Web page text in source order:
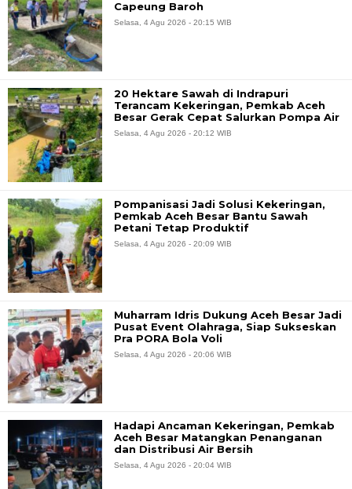
Capeung Baroh
Selasa, 4 Agu 2026 - 20:15 WIB
20 Hektare Sawah di Indrapuri
Terancam Kekeringan, Pemkab Aceh
Besar Gerak Cepat Salurkan Pompa Air
Selasa, 4 Agu 2026 - 20:12 WIB
Pompanisasi Jadi Solusi Kekeringan,
Pemkab Aceh Besar Bantu Sawah
Petani Tetap Produktif
Selasa, 4 Agu 2026 - 20:09 WIB
Muharram Idris Dukung Aceh Besar Jadi
Pusat Event Olahraga, Siap Sukseskan
Pra PORA Bola Voli
Selasa, 4 Agu 2026 - 20:06 WIB
Hadapi Ancaman Kekeringan, Pemkab
Aceh Besar Matangkan Penanganan
dan Distribusi Air Bersih
Selasa, 4 Agu 2026 - 20:04 WIB